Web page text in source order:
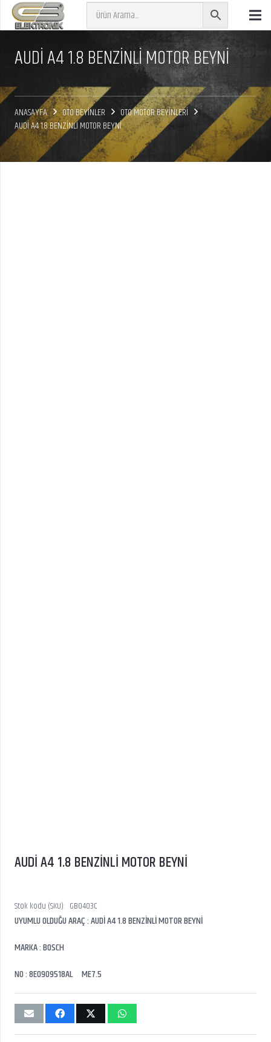
AUDİ A4 1.8 BENZİNLİ MOTOR BEYNİ
ANASAYFA OTO BEYİNLER
OTO MOTOR BEYİNLERİ
AUDİ A4 1.8 BENZİNLİ MOTOR BEYNİ
AUDİ A4 1.8 BENZİNLİ MOTOR BEYNİ
Stok kodu (SKU): GB0403C
UYUMLU OLDUĞU ARAÇ : AUDİ A4 1.8 BENZİNLİ MOTOR BEYNİ
MARKA : BOSCH
NO : 8E0909518AL ME7.5